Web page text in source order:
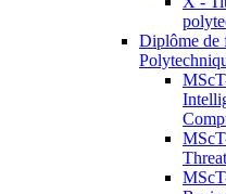
Diplôme de